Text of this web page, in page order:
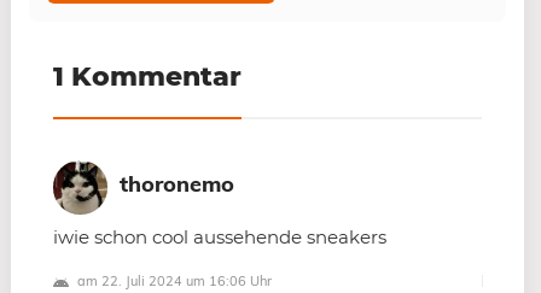
1 Kommentar
thoronemo
iwie schon cool aussehende sneakers
am 22. Juli 2024 um 16:06 Uhr